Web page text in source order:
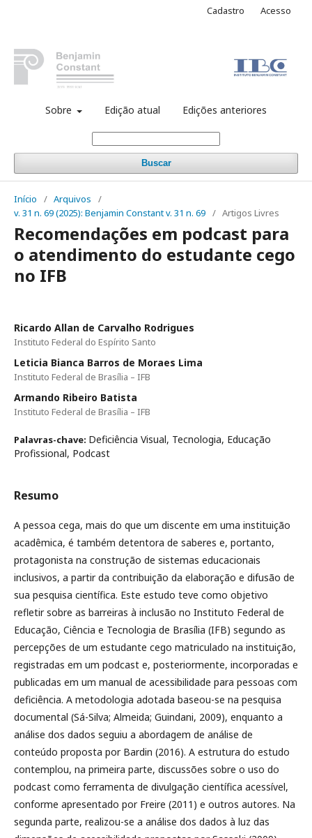
Sobre Edição atual Edições anteriores
Buscar
Cadastro Acesso
Início / Arquivos
/
v. 31 n. 69 (2025): Benjamin Constant v. 31 n. 69 / Artigos Livres
Recomendações em podcast para
o atendimento do estudante cego
no IFB
Ricardo Allan de Carvalho Rodrigues
Instituto Federal do Espírito Santo
Leticia Bianca Barros de Moraes Lima
Instituto Federal de Brasília – IFB
Armando Ribeiro Batista
Instituto Federal de Brasília – IFB
Palavras-chave: Deficiência Visual, Tecnologia, Educação
Profissional, Podcast
Resumo
A pessoa cega, mais do que um discente em uma instituição
acadêmica, é também detentora de saberes e, portanto,
protagonista na construção de sistemas educacionais
inclusivos, a partir da contribuição da elaboração e difusão de
sua pesquisa científica. Este estudo teve como objetivo
refletir sobre as barreiras à inclusão no Instituto Federal de
Educação, Ciência e Tecnologia de Brasília (IFB) segundo as
percepções de um estudante cego matriculado na instituição,
registradas em um podcast e, posteriormente, incorporadas e
publicadas em um manual de acessibilidade para pessoas com
deficiência. A metodologia adotada baseou-se na pesquisa
documental (Sá-Silva; Almeida; Guindani, 2009), enquanto a
análise dos dados seguiu a abordagem de análise de
conteúdo proposta por Bardin (2016). A estrutura do estudo
contemplou, na primeira parte, discussões sobre o uso do
podcast como ferramenta de divulgação científica acessível,
conforme apresentado por Freire (2011) e outros autores. Na
segunda parte, realizou-se a análise dos dados à luz das